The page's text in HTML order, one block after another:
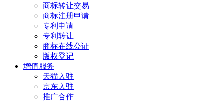
商标转让交易
商标注册申请
专利申请
专利转让
商标在线公证
版权登记
增值服务
天猫入驻
京东入驻
推广合作